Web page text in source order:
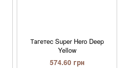
Тагетес Super Hero Deep
Yellow
574.60 грн